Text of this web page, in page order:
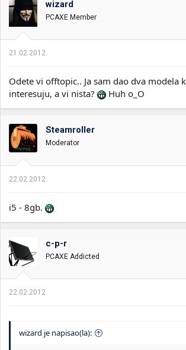
wizard
PCAXE Member
21.02.2012.
Odete vi offtopic.. Ja sam dao dva modela
interesuju, a vi nista?
Huh o_O
Steamroller
Moderator
22.02.2012.
i5 - 8gb.
c-p-r
PCAXE Addicted
22.02.2012.
wizard je napisao(la):